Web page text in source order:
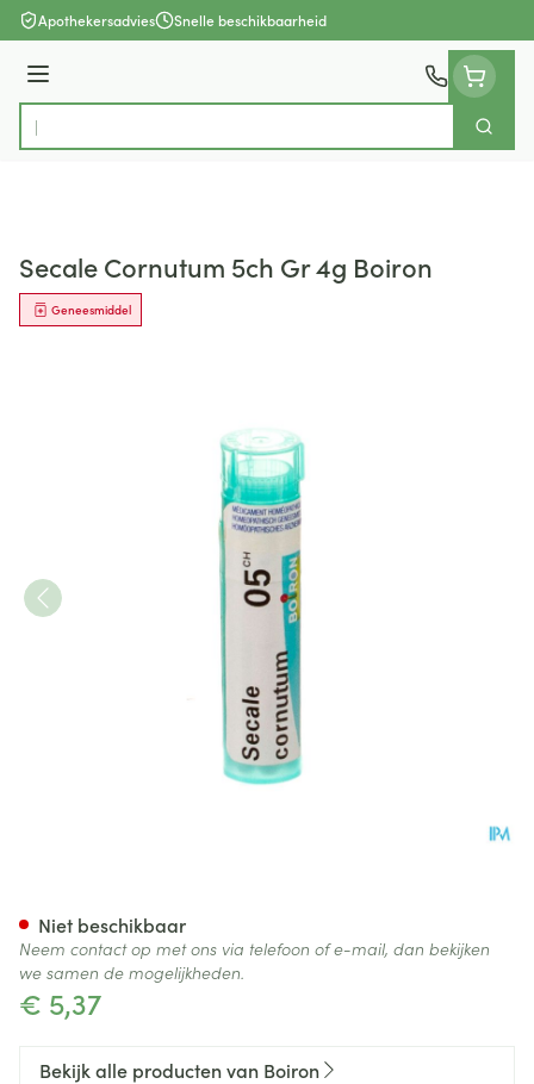
Ga naar de inhoud
Apothekersadvies Snelle beschikbaarheid
Menu
Product, merk, categorie...
Zoek
Secale Cornutum 5ch Gr 4g Boiron
Geneesmiddel
€ 5,37
Niet beschikbaar
Neem contact op met ons via telefoon of e-mail, dan bekijken
we samen de mogelijkheden.
Bekijk alle producten van Boiron